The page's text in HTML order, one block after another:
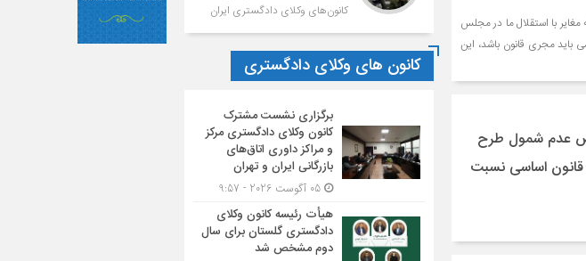
با استقلال ما در مجلس
باید مجری قانون باشد، این
عدم شمول طرح
اصلاح مواد ۱ و ۷ قانون اجرای سیاست های کلی اصل ۴۴ قانون اساسی نسبت
کانون‌های وکلای دادگستری ایران
کانون های وکلای دادگستری
برگزاری نشست مشترک
کانون وکلای دادگستری مرکز
و مراکز داوری اتاق‌های
بازرگانی ایران و تهران
هیأت ‌رئیسه کانون وکلای
دادگستری گلستان برای سال
دوم مشخص شد